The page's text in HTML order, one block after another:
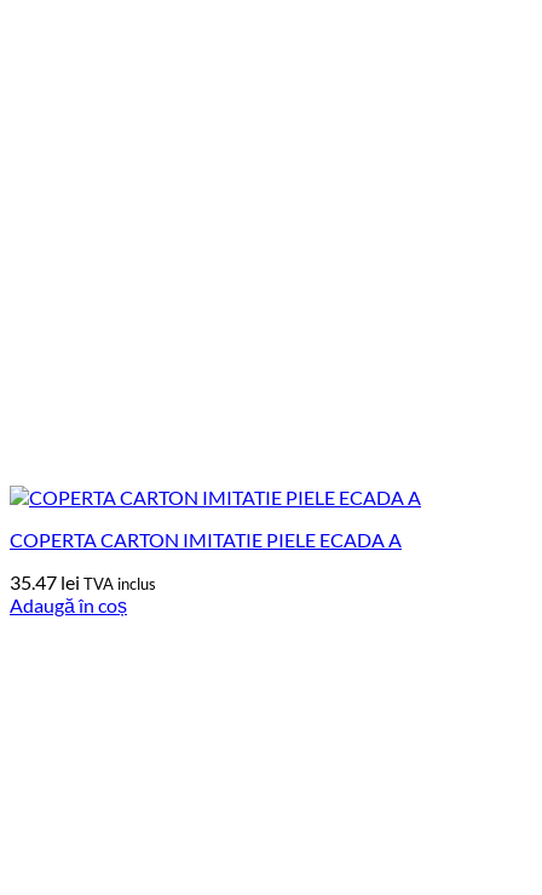
COPERTA CARTON IMITATIE PIELE ECADA A
35.47 lei TVA inclus
Adaugă în coș